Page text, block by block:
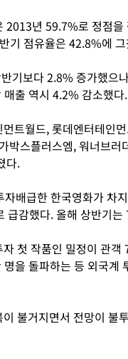
2013년 59.7%로 정점을
기 점유율은 42.8%에
기보다 2.8% 증가했으
매출 역시 4.2% 감소했다.
트월드, 롯데엔터테인
박스플러스엠, 워너브러
다.
배급한 한국영화가 차
감했다. 올해 상반기
첫 작품인 밀정이 관객
을 돌파하는 등 외국계
불거지면서 전망이 불